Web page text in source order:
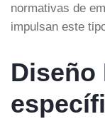
normativas de
impulsan este
Diseño